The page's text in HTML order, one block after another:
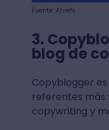
Fuente: Ahrefs
3.
blog de
Copyblogger
referentes más
copywriting y